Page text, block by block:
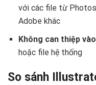
với các file từ
Adobe khác
Không can thiệp
hoặc file hệ thống
So sánh